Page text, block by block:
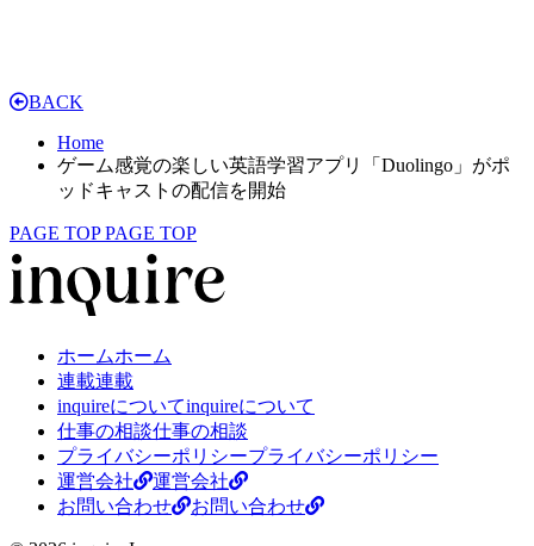
BACK
Home
ゲーム感覚の楽しい英語学習アプリ「Duolingo」がポ
ッドキャストの配信を開始
PAGE TOP PAGE TOP
ホームホーム
連載連載
inquireについてinquireについて
仕事の相談仕事の相談
プライバシーポリシープライバシーポリシー
運営会社
運営会社
お問い合わせ
お問い合わせ